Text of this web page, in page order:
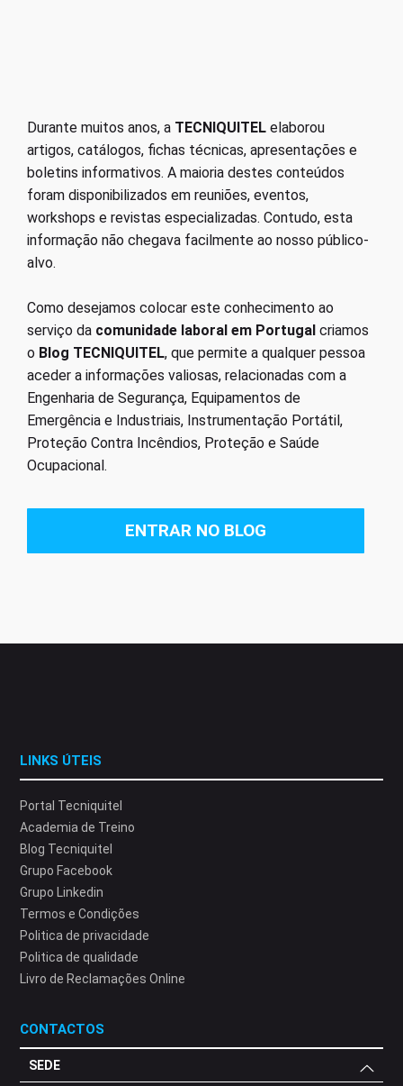
Durante muitos anos, a TECNIQUITEL elaborou
artigos, catálogos, fichas técnicas, apresentações e
boletins informativos. A maioria destes conteúdos
foram disponibilizados em reuniões, eventos,
workshops e revistas especializadas. Contudo, esta
informação não chegava facilmente ao nosso público-
alvo.
Como desejamos colocar este conhecimento ao
serviço da comunidade laboral em Portugal criamos
o Blog TECNIQUITEL, que permite a qualquer pessoa
aceder a informações valiosas, relacionadas com a
Engenharia de Segurança, Equipamentos de
Emergência e Industriais, Instrumentação Portátil,
Proteção Contra Incêndios, Proteção e Saúde
Ocupacional.
ENTRAR NO BLOG
LINKS ÚTEIS
Portal Tecniquitel
Academia de Treino
Blog Tecniquitel
Grupo Facebook
Grupo Linkedin
Termos e Condições
Politica de privacidade
Politica de qualidade
Livro de Reclamações Online
CONTACTOS
SEDE